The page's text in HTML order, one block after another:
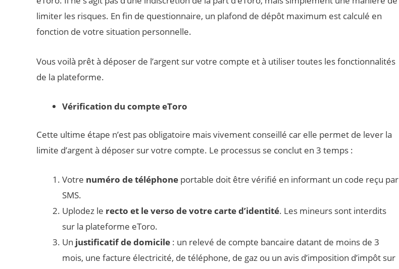
limiter les risques. En fin de questionnaire, un plafond de dépôt maximum est calculé en
fonction de votre situation personnelle.
Vous voilà prêt à déposer de l’argent sur votre compte et à utiliser toutes les fonctionnalités
de la plateforme.
Vérification du compte eToro
Cette ultime étape n’est pas obligatoire mais vivement conseillé car elle permet de lever la
limite d’argent à déposer sur votre compte. Le processus se conclut en 3 temps :
Votre numéro de téléphone portable doit être vérifié en informant un code reçu par
SMS.
Uplodez le recto et le verso de votre carte d’identité. Les mineurs sont interdits
sur la plateforme eToro.
Un justificatif de domicile : un relevé de compte bancaire datant de moins de 3
mois, une facture électricité, de téléphone, de gaz ou un avis d’imposition d’impôt sur